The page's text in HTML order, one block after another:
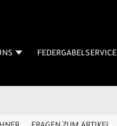
FEDERGABELSERVICE